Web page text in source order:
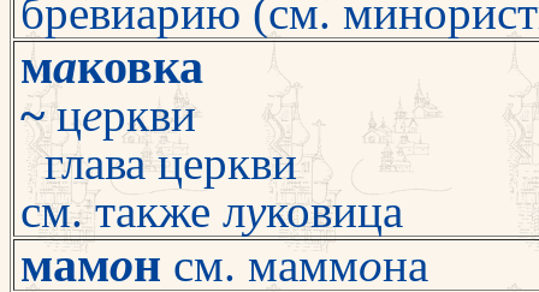
бревиарию (см. мино
маковка
~церкви
глава церкви
см. также луковица
мамон см. маммона